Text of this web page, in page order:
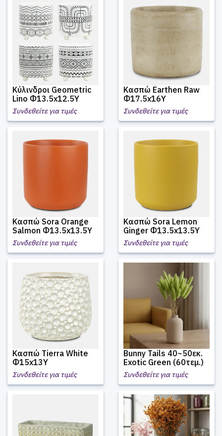
Κύλινδροι Geometric
Lino Φ13.5x12.5Υ
Συνδεθείτε για τιμές
Κασπώ Earthen Raw
Φ17.5x16Υ
Συνδεθείτε για τιμές
Κασπώ Sora Orange
Salmon Φ13.5x13.5Υ
Συνδεθείτε για τιμές
Κασπώ Sora Lemon
Ginger Φ13.5x13.5Υ
Συνδεθείτε για τιμές
Κασπώ Tierra White
Φ15x13Υ
Συνδεθείτε για τιμές
Bunny Tails 40~50εκ.
Exotic Green (60τεμ.)
Συνδεθείτε για τιμές